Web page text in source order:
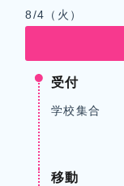
8/4（火）
受付
学校集合
移動